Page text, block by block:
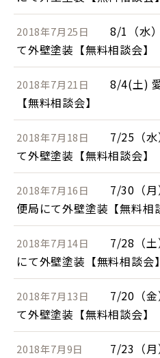
2018年7月25日
8/1（水
て外壁塗装【無料相談会】
2018年7月21日
8/4(土)
【無料相談会】
2018年7月18日
7/25（水
て外壁塗装【無料相談会】
2018年7月16日
7/30（
便局にて外壁塗装【無料相
2018年7月14日
7/28（
にて外壁塗装【無料相談会】
2018年7月13日
7/20（金
て外壁塗装【無料相談会】
2018年7月9日
7/23（